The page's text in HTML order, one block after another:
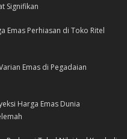
Signifikan
Emas Perhiasan di Toko Ritel
Emas di Pegadaian
Harga Emas Dunia